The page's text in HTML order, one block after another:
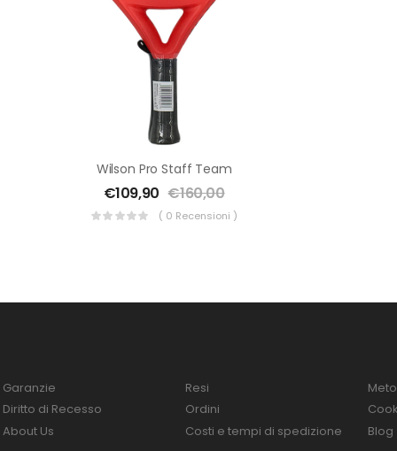
Wilson Pro Staff Team
€109,90 €160,00
( 0 Recensioni )
Blog
Resi
Ordini
Costi e tempi di spedizione
Garanzie
Diritto di Recesso
About Us